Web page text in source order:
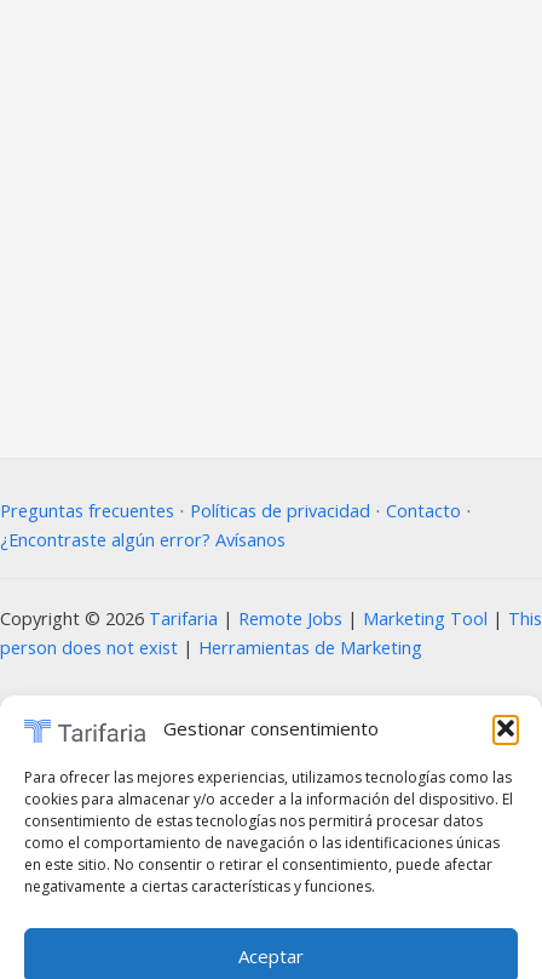
Gestionar consentimiento
Para ofrecer las mejores experiencias, utilizamos tecnologías como las
cookies para almacenar y/o acceder a la información del dispositivo. El
consentimiento de estas tecnologías nos permitirá procesar datos
como el comportamiento de navegación o las identificaciones únicas
en este sitio. No consentir o retirar el consentimiento, puede afectar
negativamente a ciertas características y funciones.
Aceptar
Preguntas frecuentes ⋅ Políticas de privacidad ⋅ Contacto ⋅
¿Encontraste algún error? Avísanos
Copyright © 2026 Tarifaria | Remote Jobs | Marketing Tool | This
person does not exist | Herramientas de Marketing
del contenido de este sitio web, incluyendo textos, imágenes, diseños, logotipos,
código fuente y cualquier otro material presente, sin la autorización previa y por
escrito del propietario del sitio. Cualquier uso no autorizado será considerado una
infracción a los derechos de propiedad intelectual y estará sujeto a las acciones
legales correspondientes, de acuerdo con las leyes vigentes en materia de
derechos de autor y propiedad intelectual. En caso de querer utilizar cualquier
elemento de estos sitios web, es obligatorio mencionar de forma clara y visible el
sitio web correspondiente como fuente original. Para obtener permisos o más